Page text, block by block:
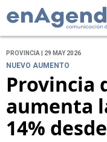
PROVINCIA | 29 MAY 2026
NUEVO AUMENTO
Provincia
aumenta
14%